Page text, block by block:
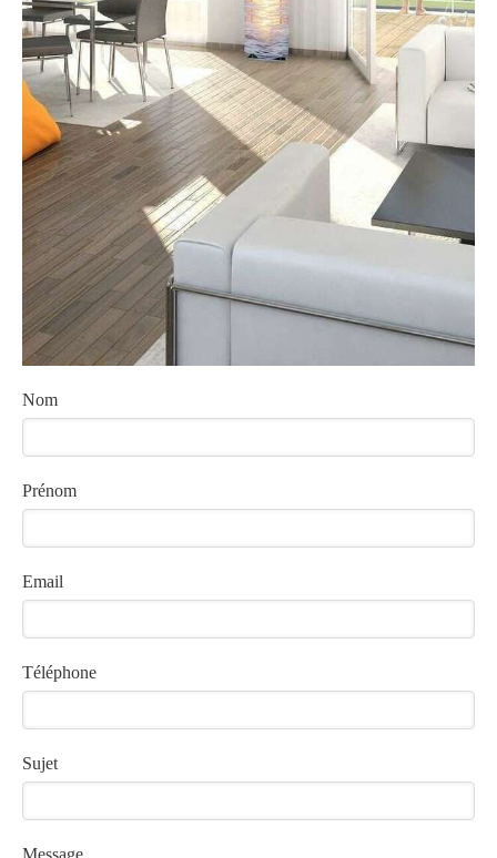
Nom
Prénom
Email
Téléphone
Sujet
Message